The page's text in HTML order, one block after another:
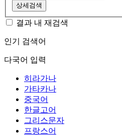
상세검색
결과 내 재검색
인기 검색어
다국어 입력
히라가나
가타카나
중국어
한글고어
그리스문자
프랑스어